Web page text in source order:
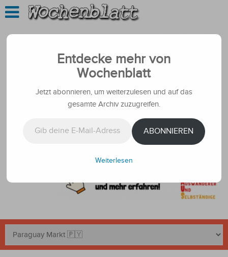
Entdecke mehr von
Wochenblatt
Jetzt abonnieren, um weiterzulesen und auf das
gesamte Archiv zuzugreifen.
ABONNIEREN
Weiterlesen